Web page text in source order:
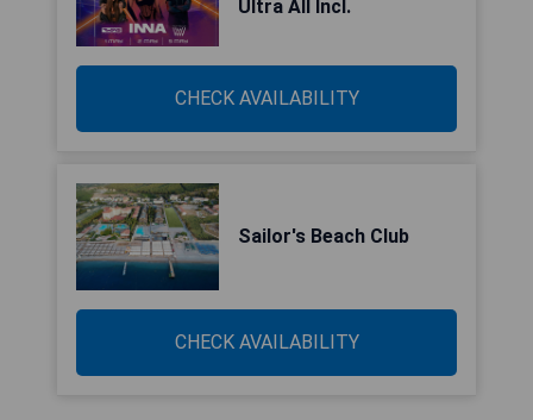
Ultra All Incl.
CHECK AVAILABILITY
Sailor's Beach Club
CHECK AVAILABILITY